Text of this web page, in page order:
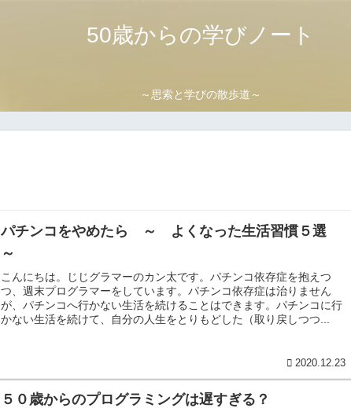
50歳からの学びノート
～思索と学びの散歩道～
パチンコをやめたら ～ よくなった生活習慣５選
～
こんにちは。じじグラマーのカン太です。パチンコ依存症を抱えつ
つ、週末プログラマーをしています。パチンコ依存症は治りません
が、パチンコへ行かない生活を続けることはできます。パチンコに行
かない生活を続けて、自分の人生をとりもどした（取り戻しつつ...
2020.12.23
５０歳からのプログラミングは遅すぎる？